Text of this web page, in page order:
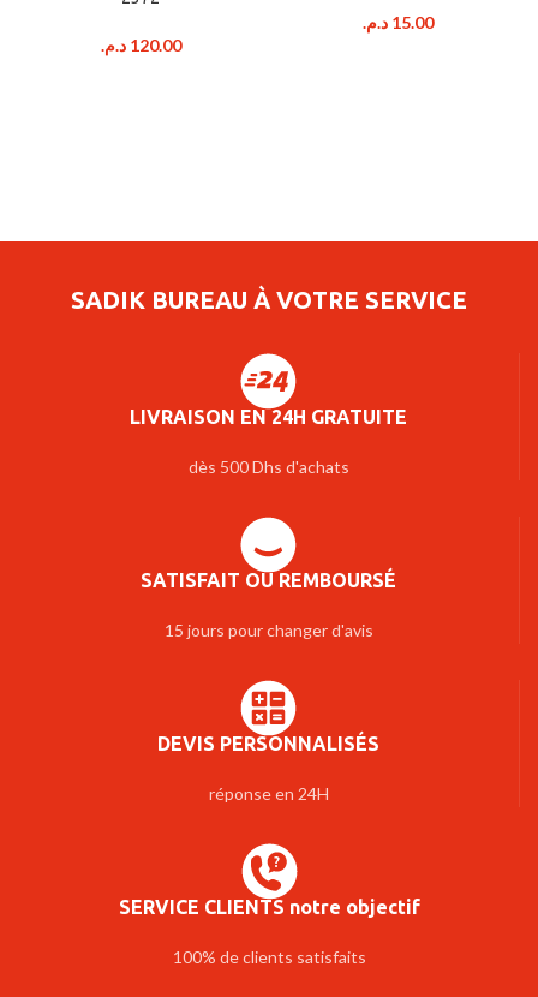
120.00 د.م.
15.00 د.م.
SADIK BUREAU À VOTRE SERVICE
LIVRAISON EN 24H GRATUITE
dès 500 Dhs d'achats
SATISFAIT OU REMBOURSÉ
15 jours pour changer d'avis
DEVIS PERSONNALISÉS
réponse en 24H
SERVICE CLIENTS notre objectif
100% de clients satisfaits